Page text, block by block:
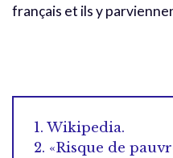
français et ils y
1. Wikipedia.
2. «Risque de